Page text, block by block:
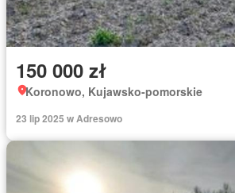
150 000 zł
Koronowo, Kujawsko-pomorskie
23 lip 2025 w Adresowo